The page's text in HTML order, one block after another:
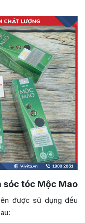
sóc tóc Mộc Mao
được sử dụng đều